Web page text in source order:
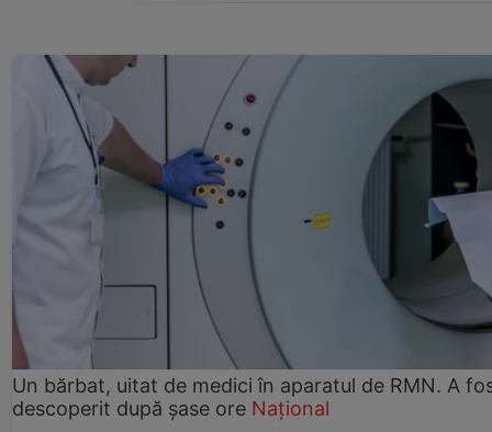
Un bărbat, uitat de medici în aparatul de RMN. A
descoperit după șase ore Național